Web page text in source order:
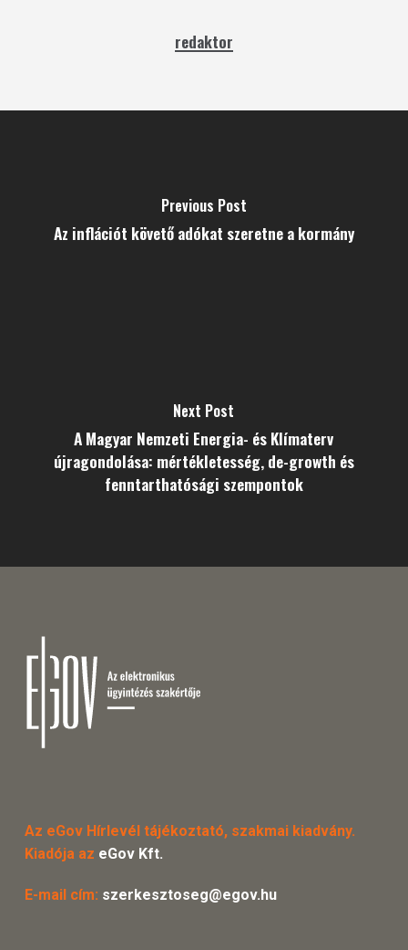
redaktor
Previous Post
Az inflációt követő adókat szeretne a kormány
Next Post
A Magyar Nemzeti Energia- és Klímaterv
újragondolása: mértékletesség, de-growth és
fenntarthatósági szempontok
Az eGov Hírlevél tájékoztató, szakmai kiadvány.
Kiadója az eGov Kft.
E-mail cím: szerkesztoseg@egov.hu